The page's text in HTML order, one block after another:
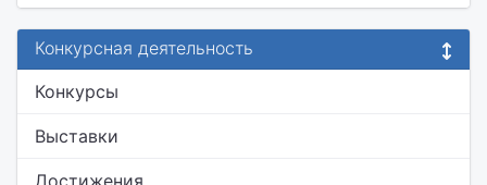
Конкурсная деятельность
Конкурсы
Выставки
Достижения